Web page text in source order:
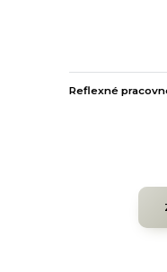
Reflexné